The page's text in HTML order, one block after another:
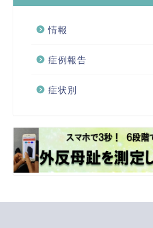
情報
症例報告
症状別